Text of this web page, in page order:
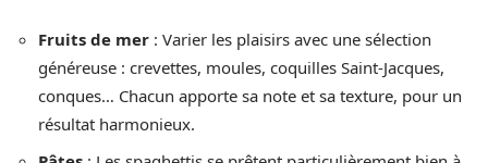
Fruits de mer : Varier les plaisirs avec une sélection
généreuse : crevettes, moules, coquilles Saint-Jacques,
conques… Chacun apporte sa note et sa texture, pour un
résultat harmonieux.